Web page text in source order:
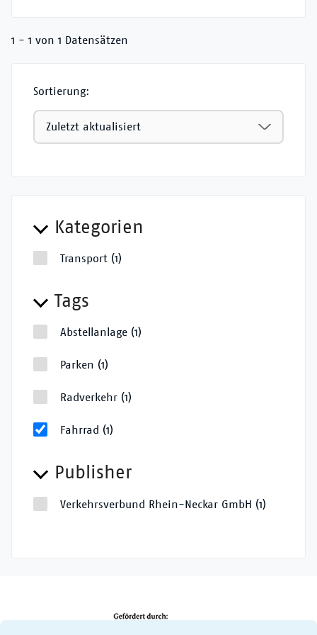
1 - 1 von 1 Datensätzen
Sortierung:
Kategorien
Transport (1)
Tags
Abstellanlage (1)
Parken (1)
Radverkehr (1)
Fahrrad (1)
Publisher
Verkehrsverbund Rhein-Neckar GmbH (1)